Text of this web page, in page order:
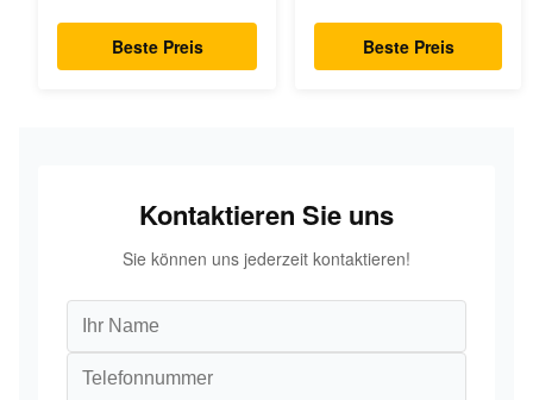
Beste Preis Beste Preis
Kontaktieren Sie uns
Sie können uns jederzeit kontaktieren!